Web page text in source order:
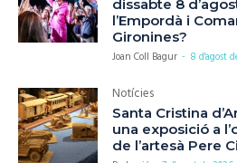
dissabte 8
l’Empordà i
Gironines?
Joan Coll Bagur - 8 d'agost
Notícies
Santa Cristina
una exposició a
de l’artesà Pere